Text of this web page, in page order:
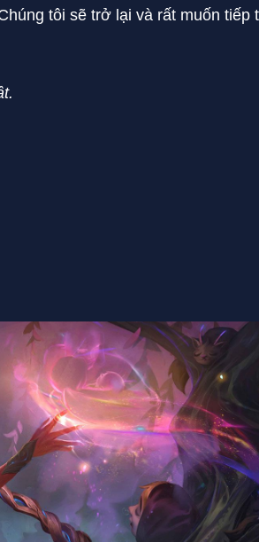
tôi sẽ trở lại và rất muốn tiếp